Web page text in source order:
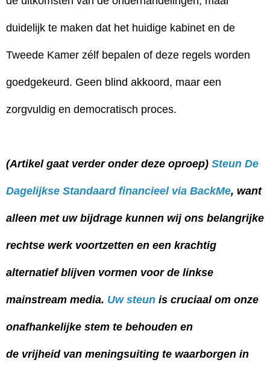
duidelijk te maken dat het huidige kabinet en de
Tweede Kamer zélf bepalen of deze regels worden
goedgekeurd. Geen blind akkoord, maar een
zorgvuldig en democratisch proces.
(Artikel gaat verder onder deze oproep) Steun De
Dagelijkse Standaard financieel via BackMe, want
alleen met uw bijdrage kunnen wij ons belangrijke
rechtse werk voortzetten en een krachtig
alternatief blijven vormen voor de linkse
mainstream media. Uw steun is cruciaal om onze
onafhankelijke stem te behouden en
de vrijheid van meningsuiting te waarborgen in